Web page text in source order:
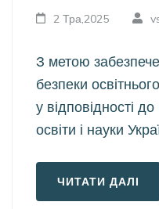
2 Тра,2025
З метою
безпеки
у відповідності
освіти і науки
ЧИТАТИ ДАЛІ